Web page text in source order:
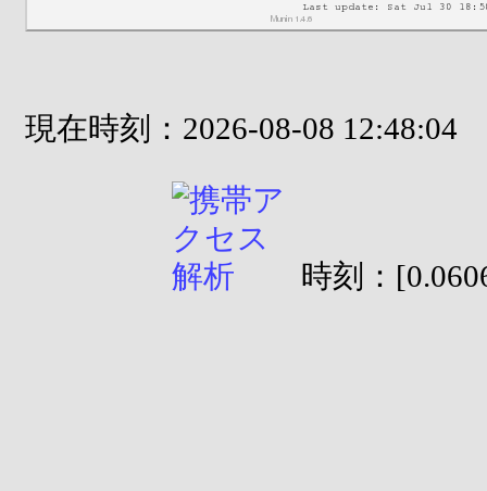
現在時刻：2026-08-08 12:48:04
時刻：